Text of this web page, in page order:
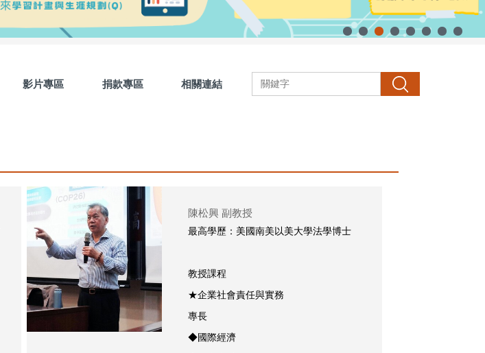
影片專區 捐款專區 相關連結 搜尋
陳松興 副教授
最高學歷：美國南美以美大學法學博士
教授課程
★企業社會責任與實務
專長
◆國際經濟